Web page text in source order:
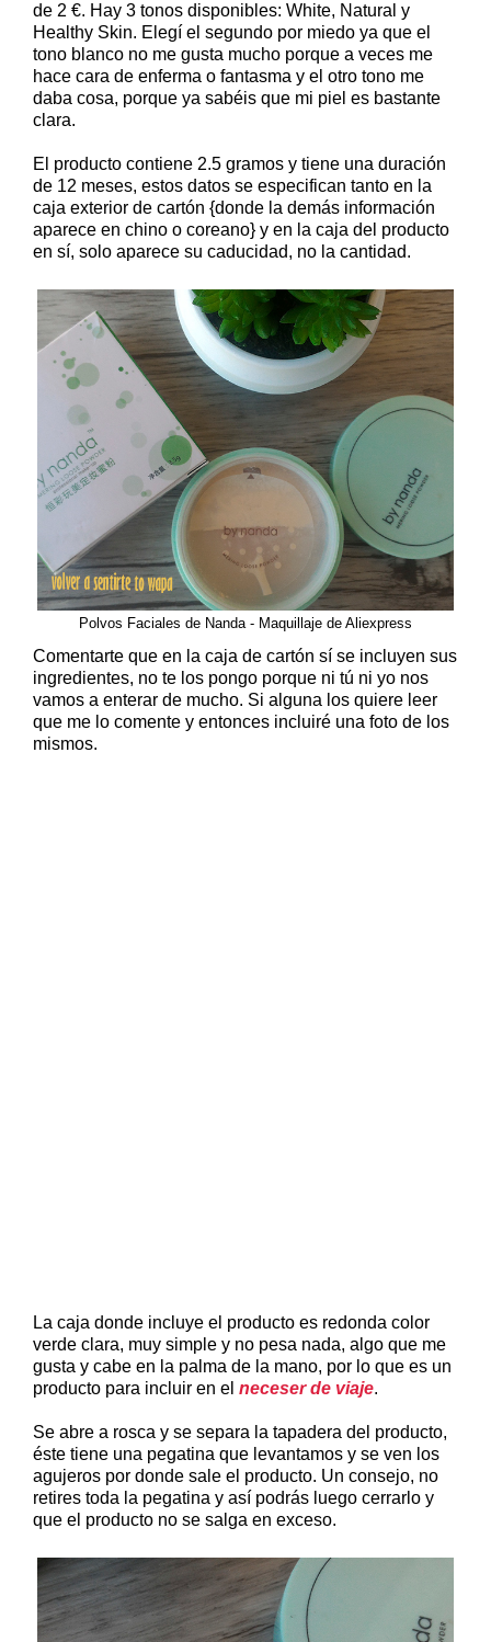
de 2 €. Hay 3 tonos disponibles: White, Natural y
Healthy Skin. Elegí el segundo por miedo ya que el
tono blanco no me gusta mucho porque a veces me
hace cara de enferma o fantasma y el otro tono me
daba cosa, porque ya sabéis que mi piel es bastante
clara.
El producto contiene 2.5 gramos y tiene una duración
de 12 meses, estos datos se especifican tanto en la
caja exterior de cartón {donde la demás información
aparece en chino o coreano} y en la caja del producto
en sí, solo aparece su caducidad, no la cantidad.
Polvos Faciales de Nanda - Maquillaje de Aliexpress
Comentarte que en la caja de cartón sí se incluyen sus
ingredientes, no te los pongo porque ni tú ni yo nos
vamos a enterar de mucho. Si alguna los quiere leer
que me lo comente y entonces incluiré una foto de los
mismos.
La caja donde incluye el producto es redonda color
verde clara, muy simple y no pesa nada, algo que me
gusta y cabe en la palma de la mano, por lo que es un
producto para incluir en el neceser de viaje.
Se abre a rosca y se separa la tapadera del producto,
éste tiene una pegatina que levantamos y se ven los
agujeros por donde sale el producto. Un consejo, no
retires toda la pegatina y así podrás luego cerrarlo y
que el producto no se salga en exceso.